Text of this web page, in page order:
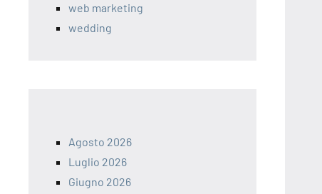
web marketing
wedding
Agosto 2026
Luglio 2026
Giugno 2026